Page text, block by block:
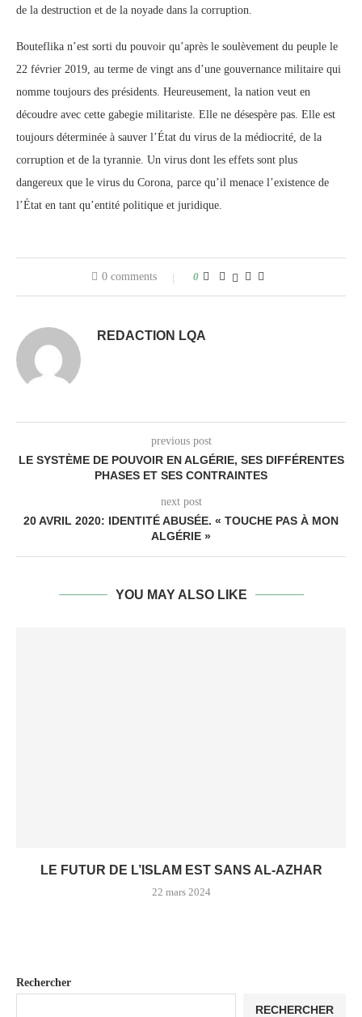
de la destruction et de la noyade dans la corruption.
Bouteflika n’est sorti du pouvoir qu’après le soulèvement du peuple le
22 février 2019, au terme de vingt ans d’une gouvernance militaire qui
nomme toujours des présidents. Heureusement, la nation veut en
découdre avec cette gabegie militariste. Elle ne désespère pas. Elle est
toujours déterminée à sauver l’État du virus de la médiocrité, de la
corruption et de la tyrannie. Un virus dont les effets sont plus
dangereux que le virus du Corona, parce qu’il menace l’existence de
l’État en tant qu’entité politique et juridique.
0 comments 0
REDACTION LQA
previous post
LE SYSTÈME DE POUVOIR EN ALGÉRIE, SES DIFFÉRENTES
PHASES ET SES CONTRAINTES
next post
20 AVRIL 2020: IDENTITÉ ABUSÉE. « TOUCHE PAS À MON
ALGÉRIE »
YOU MAY ALSO LIKE
LE FUTUR DE L’ISLAM EST SANS AL-AZHAR
22 mars 2024
Rechercher
RECHERCHER